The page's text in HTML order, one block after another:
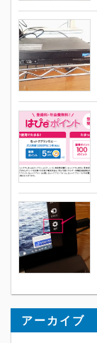
アーカイブ